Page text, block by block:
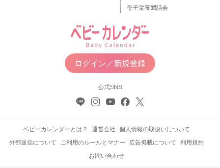
母子栄養懇話会
ログイン／新規登録
公式SNS
ベビーカレンダーとは？ 運営会社
個人情報の取扱いについて
外部送信について
ご利用のルールとマナー 広告掲載について
利用規約
お問い合わせ